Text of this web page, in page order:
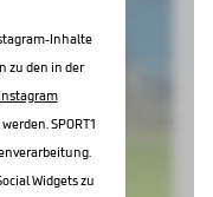
Inhalte
zu den in der
SPORT1
Widgets zu